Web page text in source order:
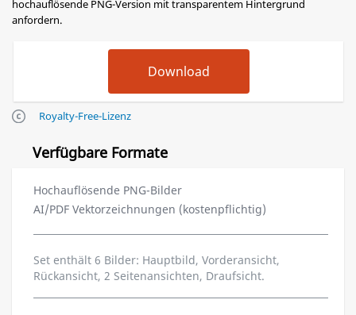
hochauflösende PNG-Version mit transparentem Hintergrund
anfordern.
Royalty-Free-Lizenz
Verfügbare Formate
Hochauflösende PNG-Bilder
AI/PDF Vektorzeichnungen (kostenpflichtig)
Set enthält 6 Bilder: Hauptbild, Vorderansicht,
Rückansicht, 2 Seitenansichten, Draufsicht.